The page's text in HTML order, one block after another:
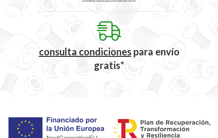
consulta condicionespara envío
gratis*